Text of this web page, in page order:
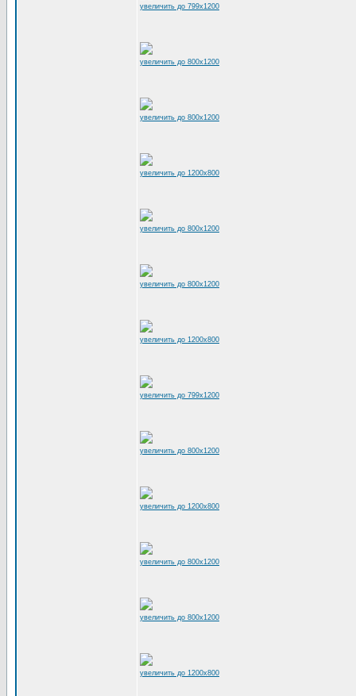
увеличить до 799x1200
увеличить до 800x1200
увеличить до 800x1200
увеличить до 1200x800
увеличить до 800x1200
увеличить до 800x1200
увеличить до 1200x800
увеличить до 799x1200
увеличить до 800x1200
увеличить до 1200x800
увеличить до 800x1200
увеличить до 800x1200
увеличить до 1200x800